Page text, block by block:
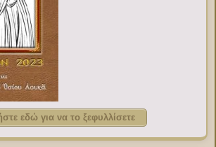
εδώ για να το ξεφυλλίσετε